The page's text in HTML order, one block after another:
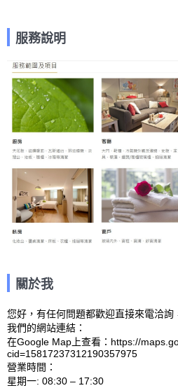
服務說明
關於我
您好，有任何問題都歡迎直接來電洽詢
我們的網站連結：
在Google Map上查看：https://
cid=15817237312190357975
營業時間：
星期一: 08:30 – 17:30